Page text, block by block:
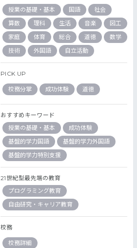
授業の基礎・基本
国語
社会
算数
理科 生活 音楽
図工
家庭
体育 総合 道徳
数学
技術
外国語 自立活動
PICK UP
校務分掌 成功体験 道徳
おすすめキーワード
授業の基礎・基本
成功体験
基盤的学力国語
基盤的学力外国語
基盤的学力特別支援
21世紀型最先端の教育
プログラミング教育
自由研究・キャリア教育
校務
校務詳細